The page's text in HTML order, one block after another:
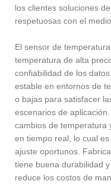
los clientes soluciones
respetuosas con el
El sensor de
temperatura de alta
confiabilidad de los
estable en entornos de
o bajas para satisfacer
escenarios de
cambios de temperatura
en tiempo real, lo cual
ajuste oportunos.
tiene buena durabilidad
reduce los costos de